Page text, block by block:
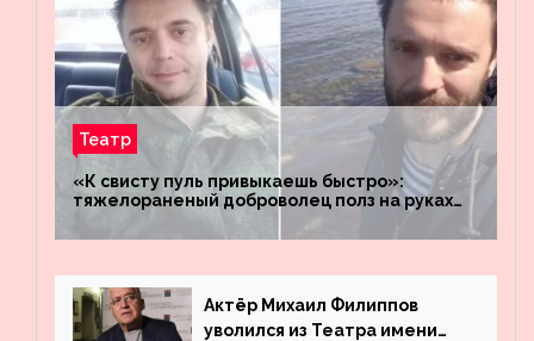
Театр
«К свисту пуль привыкаешь быстро»:
тяжелораненый доброволец полз на руках
четыре километра через заминированное
поле
Актёр Михаил Филиппов
уволился из Театра имени